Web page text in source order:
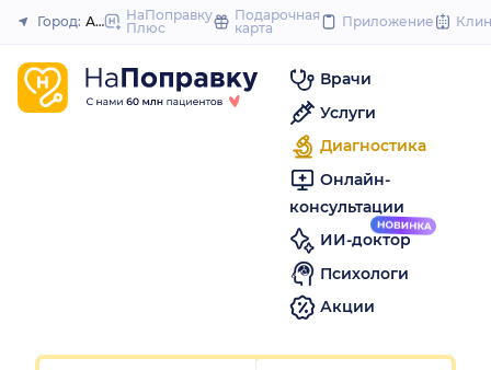
to
Закрыть
Город: АстраханьНаПоправку
Плюс
Подарочная
карта
Приложение
Врачи
Услуги
Диагностика
Онлайн-
консультации
ИИ-доктор
Психологи
Акции